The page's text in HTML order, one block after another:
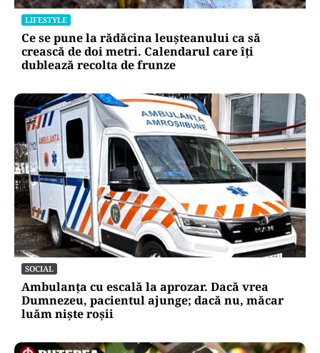
LIFESTYLE
Ce se pune la rădăcina leușteanului ca să
crească de doi metri. Calendarul care îți
dublează recolta de frunze
SOCIAL
Ambulanța cu escală la aprozar. Dacă vrea
Dumnezeu, pacientul ajunge; dacă nu, măcar
luăm niște roșii